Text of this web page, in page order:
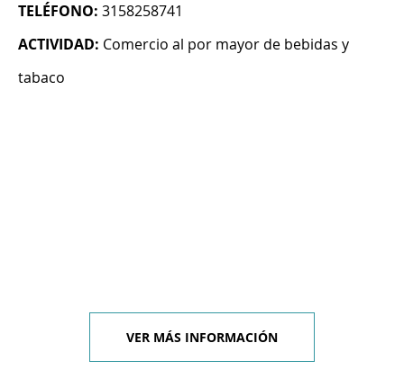
TELÉFONO: 3158258741
ACTIVIDAD: Comercio al por mayor de bebidas y
tabaco
VER MÁS INFORMACIÓN